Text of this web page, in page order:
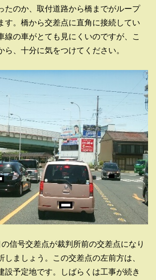
たのか、取付道路から橋までがループ
す。橋から交差点に直角に接続してい
線の車がとても見にくいのですが、こ
ら、十分に気をつけてください。
信号交差点が裁判所前の交差点になり
しましょう。この交差点の左前方は、
設予定地です。しばらくは工事が続き